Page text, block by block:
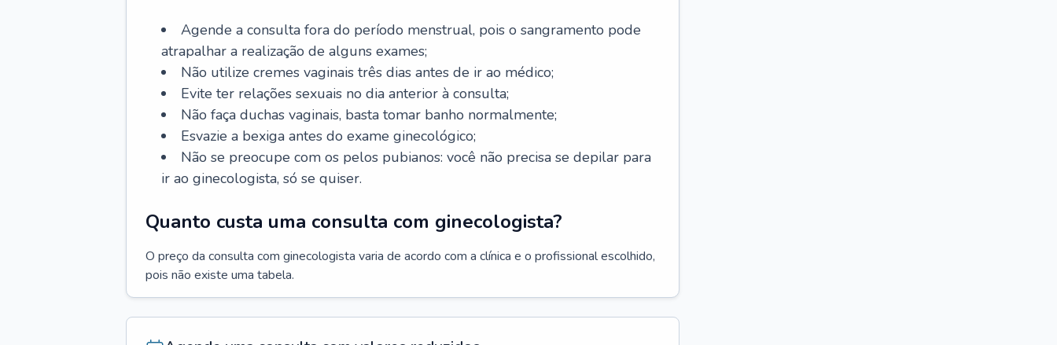
Agende a consulta fora do período menstrual, pois o sangramento pode
atrapalhar a realização de alguns exames;
Não utilize cremes vaginais três dias antes de ir ao médico;
Evite ter relações sexuais no dia anterior à consulta;
Não faça duchas vaginais, basta tomar banho normalmente;
Esvazie a bexiga antes do exame ginecológico;
Não se preocupe com os pelos pubianos: você não precisa se depilar para
ir ao ginecologista, só se quiser.
Quanto custa uma consulta com ginecologista?
O preço da consulta com ginecologista varia de acordo com a clínica e o profissional escolhido,
pois não existe uma tabela.